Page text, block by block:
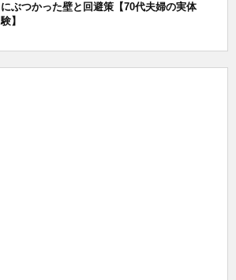
にぶつかった壁と回避策【70代夫婦の実体
験】